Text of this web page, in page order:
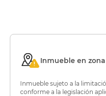
Inmueble en
Inmueble sujeto a la
conforme a la legislación